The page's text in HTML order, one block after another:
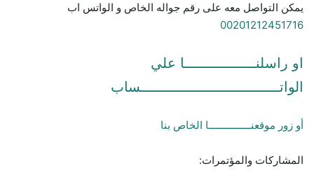
يمكن التواصل معه على رقم جواله الخاص و الواتس اب
00201212451716
او راسلنـــــــــــــــــا علي
الواتـــــــــــــــــــــــــــــــــساب
أو زور موقعنـــــــــــــــا الخاص بنا
المشاركات والمؤتمرات: